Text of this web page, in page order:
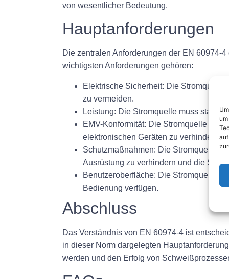
von wesentlicher Bedeutung.
Hauptanforderungen
Die zentralen Anforderungen der EN 60974-
wichtigsten Anforderungen gehören:
Elektrische Sicherheit: Die Stromquelle
zu vermeiden.
Leistung: Die Stromquelle muss stabile
EMV-Konformität: Die Stromquelle
elektronischen Geräten zu verhindern.
Schutzmaßnahmen: Die Stromquelle
Ausrüstung zu verhindern und die
Benutzeroberfläche: Die Stromquelle
Bedienung verfügen.
Abschluss
Das Verständnis von EN 60974-4 ist
in dieser Norm dargelegten
werden und den Erfolg von